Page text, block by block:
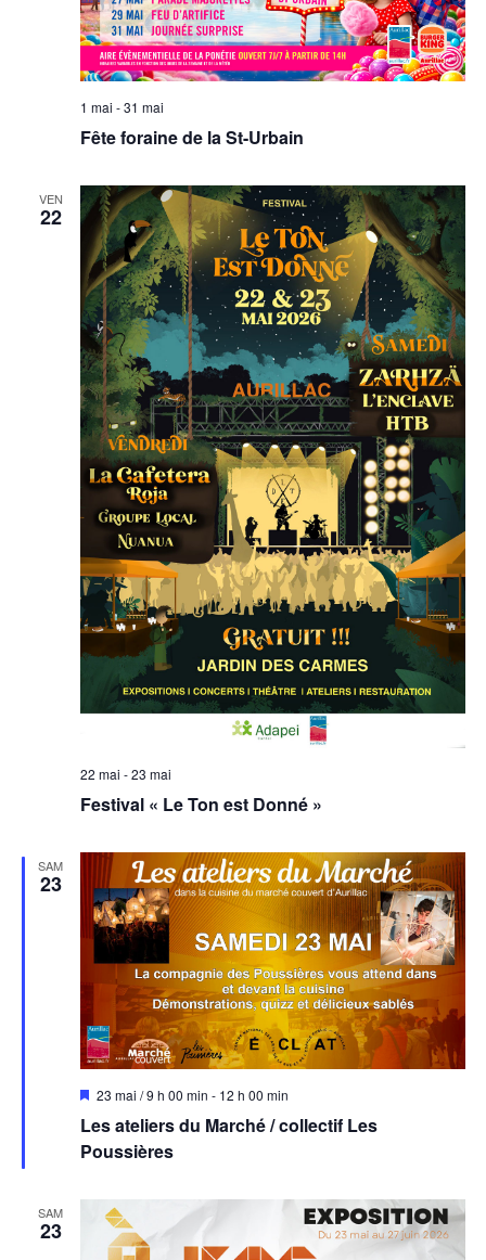
Fête foraine de la St-Urbain
1 mai -31 mai
VEN
22
Festival « Le Ton est Donné »
22 mai -23 mai
SAM
23
Les ateliers du Marché / collectif Les
Poussières
Mis
avant
23 mai / 9 h 00 min - 12 h 00 min
SAM
23